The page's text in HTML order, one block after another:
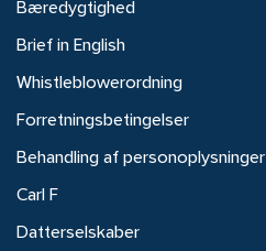
Bæredygtighed
Brief in English
Whistleblowerordning
Forretningsbetingelser
Behandling af personoplysninger
Carl F
Datterselskaber